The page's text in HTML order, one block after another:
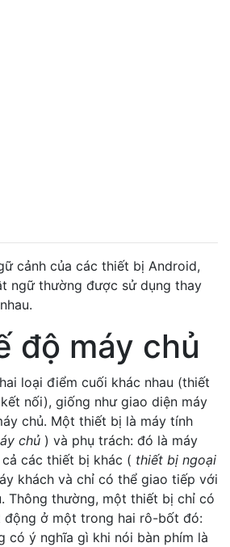
cảnh của các thiết bị Android,
ngữ thường được sử dụng thay
độ máy chủ
loại điểm cuối khác nhau (thiết
nối), giống như giao diện máy
chủ. Một thiết bị là máy tính
chủ ) và phụ trách: đó là máy
cả các thiết bị khác ( thiết bị ngoại
khách và chỉ có thể giao tiếp với
Thông thường, một thiết bị chỉ có
động ở một trong hai rô-bốt đó:
có ý nghĩa gì khi nói bàn phím là